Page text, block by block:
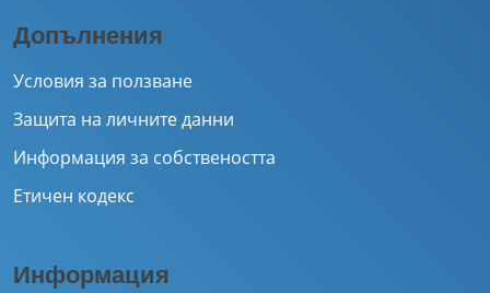
Допълнения
Условия за ползване
Защита на личните данни
Информация за собствеността
Етичен кодекс
Информация